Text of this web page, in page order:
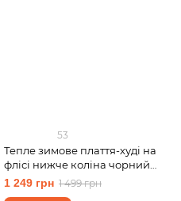
53
Тепле зимове плаття-худі на
флісі нижче коліна чорний
Merlini Рошель 700001001,
розмір 42-44 (S-M)
1 249 грн 1 499 грн